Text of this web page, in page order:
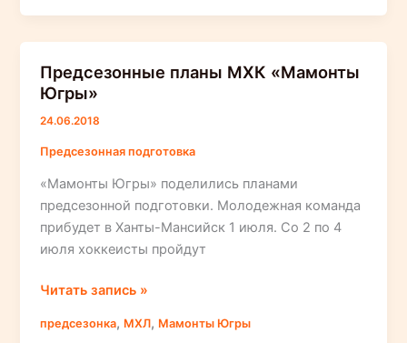
из
молодежной
команды
Югры»
Предсезонные планы МХК «Мамонты
Югры»
24.06.2018
Предсезонная подготовка
«Мамонты Югры» поделились планами
предсезонной подготовки. Молодежная команда
прибудет в Ханты-Мансийск 1 июля. Со 2 по 4
июля хоккеисты пройдут
Предсезонные
МХК
Читать запись »
предсезонка, МХЛ, Мамонты Югры